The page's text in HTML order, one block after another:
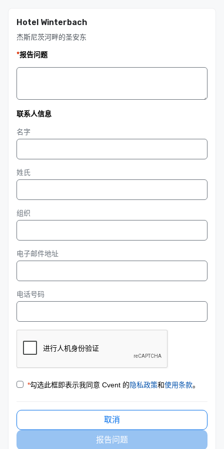
Hotel Winterbach
杰斯尼茨河畔的圣安东
*报告问题
联系人信息
名字
姓氏
组织
电子邮件地址
电话号码
*勾选此框即表示我同意 Cvent 的隐私政策和使用条款。
取消
报告问题